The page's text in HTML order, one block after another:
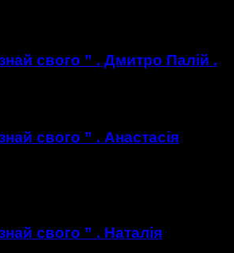
свого ” . Дмитро Палій .
свого ” . Анастасія
свого ” . Наталія